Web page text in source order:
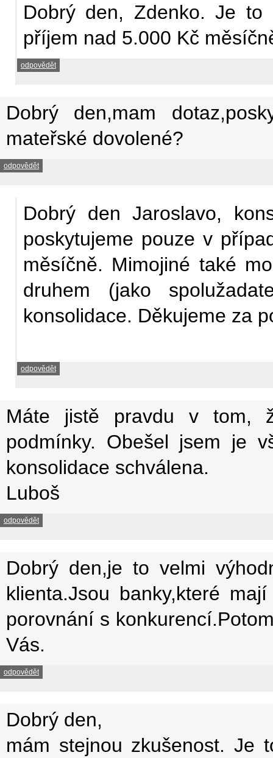
Dobrý den, Zdenko. Je to
příjem nad 5.000 Kč
odpovědět
Dobrý den,mam
mateřské dovolené?
odpovědět
Dobrý den Jaroslavo,
poskytujeme pouze v
měsíčně. Mimojiné také
druhem (jako
konsolidace. Děkujeme za
odpovědět
Máte jistě pravdu v tom,
podmínky. Obešel jsem je
konsolidace schválena.
Luboš
odpovědět
Dobrý den,je to velmi
klienta.Jsou banky,které
porovnání s
Vás.
odpovědět
Dobrý den,
mám stejnou zkušenost. Je